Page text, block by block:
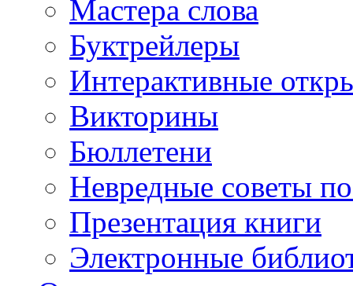
Мастера слова
Буктрейлеры
Интерактивные
Викторины
Бюллетени
Невредные советы
Презентация книги
Электронные